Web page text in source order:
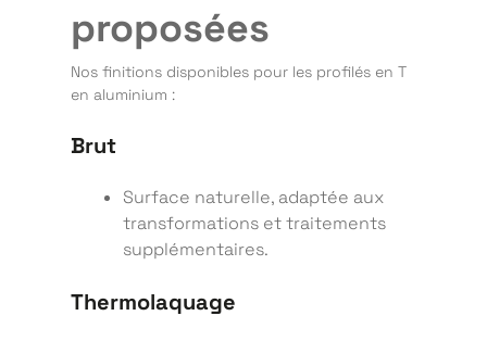
proposées
Nos finitions disponibles pour les profilés en T
en aluminium :
Brut
Surface naturelle, adaptée aux
transformations et traitements
supplémentaires.
Thermolaquage